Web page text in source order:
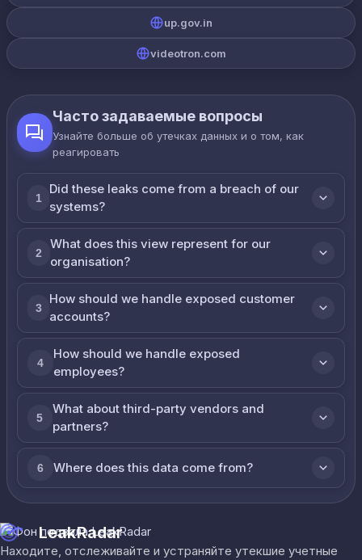
up.gov.in
videotron.com
Часто задаваемые вопросы
Узнайте больше об утечках данных и о том, как
реагировать
1
Did these leaks come from a breach of our
systems?
2
What does this view represent for our
organisation?
3
How should we handle exposed customer
accounts?
4
How should we handle exposed
employees?
5
What about third-party vendors and
partners?
6 Where does this data come from?
LeakRadar
Находите, отслеживайте и устраняйте утекшие учетные